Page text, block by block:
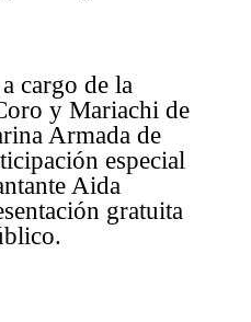
cargo de la
y Mariachi de
Armada de
especial
Aida
gratuita